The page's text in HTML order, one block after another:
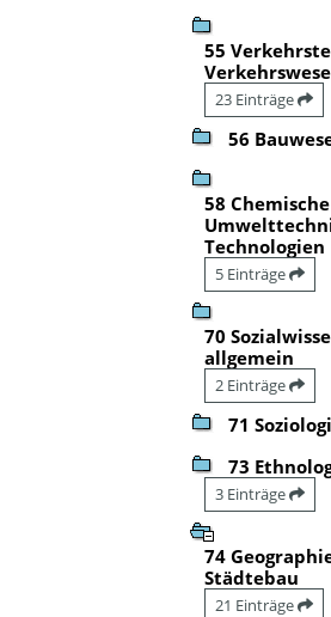
55
23 Einträge
56
58
Technologien
5 Einträge
70
allgemein
2 Einträge
71
73
3 Einträge
74
Städtebau
21 Einträge